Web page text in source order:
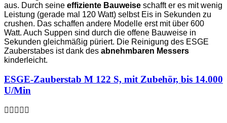
aus. Durch seine effiziente Bauweise schafft er es mit wenig
Leistung (gerade mal 120 Watt) selbst Eis in Sekunden zu
crushen. Das schaffen andere Modelle erst mit über 600
Watt. Auch Suppen sind durch die offene Bauweise in
Sekunden gleichmäßig püriert. Die Reinigung des ESGE
Zauberstabes ist dank des abnehmbaren Messers
kinderleicht.
ESGE-Zauberstab M 122 S, mit Zubehör, bis 14.000
U/Min